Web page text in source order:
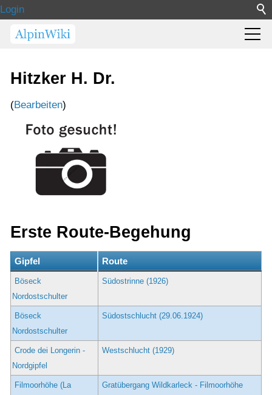
Login
Hitzker H. Dr.
(Bearbeiten)
Erste Route-Begehung
Gipfel Route
Böseck
Nordostschulter
Südostrinne (1926)
Böseck
Nordostschulter
Südostschlucht (29.06.1924)
Crode dei Longerin -
Nordgipfel
Westschlucht (1929)
Filmoorhöhe (La
Gratübergang Wildkarleck - Filmoorhöhe